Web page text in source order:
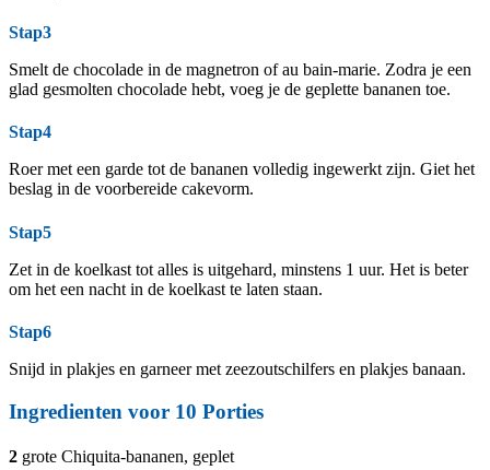
Stap3
Smelt de chocolade in de magnetron of au bain-marie. Zodra je een
glad gesmolten chocolade hebt, voeg je de geplette bananen toe.
Stap4
Roer met een garde tot de bananen volledig ingewerkt zijn. Giet het
beslag in de voorbereide cakevorm.
Stap5
Zet in de koelkast tot alles is uitgehard, minstens 1 uur. Het is beter
om het een nacht in de koelkast te laten staan.
Stap6
Snijd in plakjes en garneer met zeezoutschilfers en plakjes banaan.
Ingredienten voor 10 Porties
2 grote Chiquita-bananen, geplet